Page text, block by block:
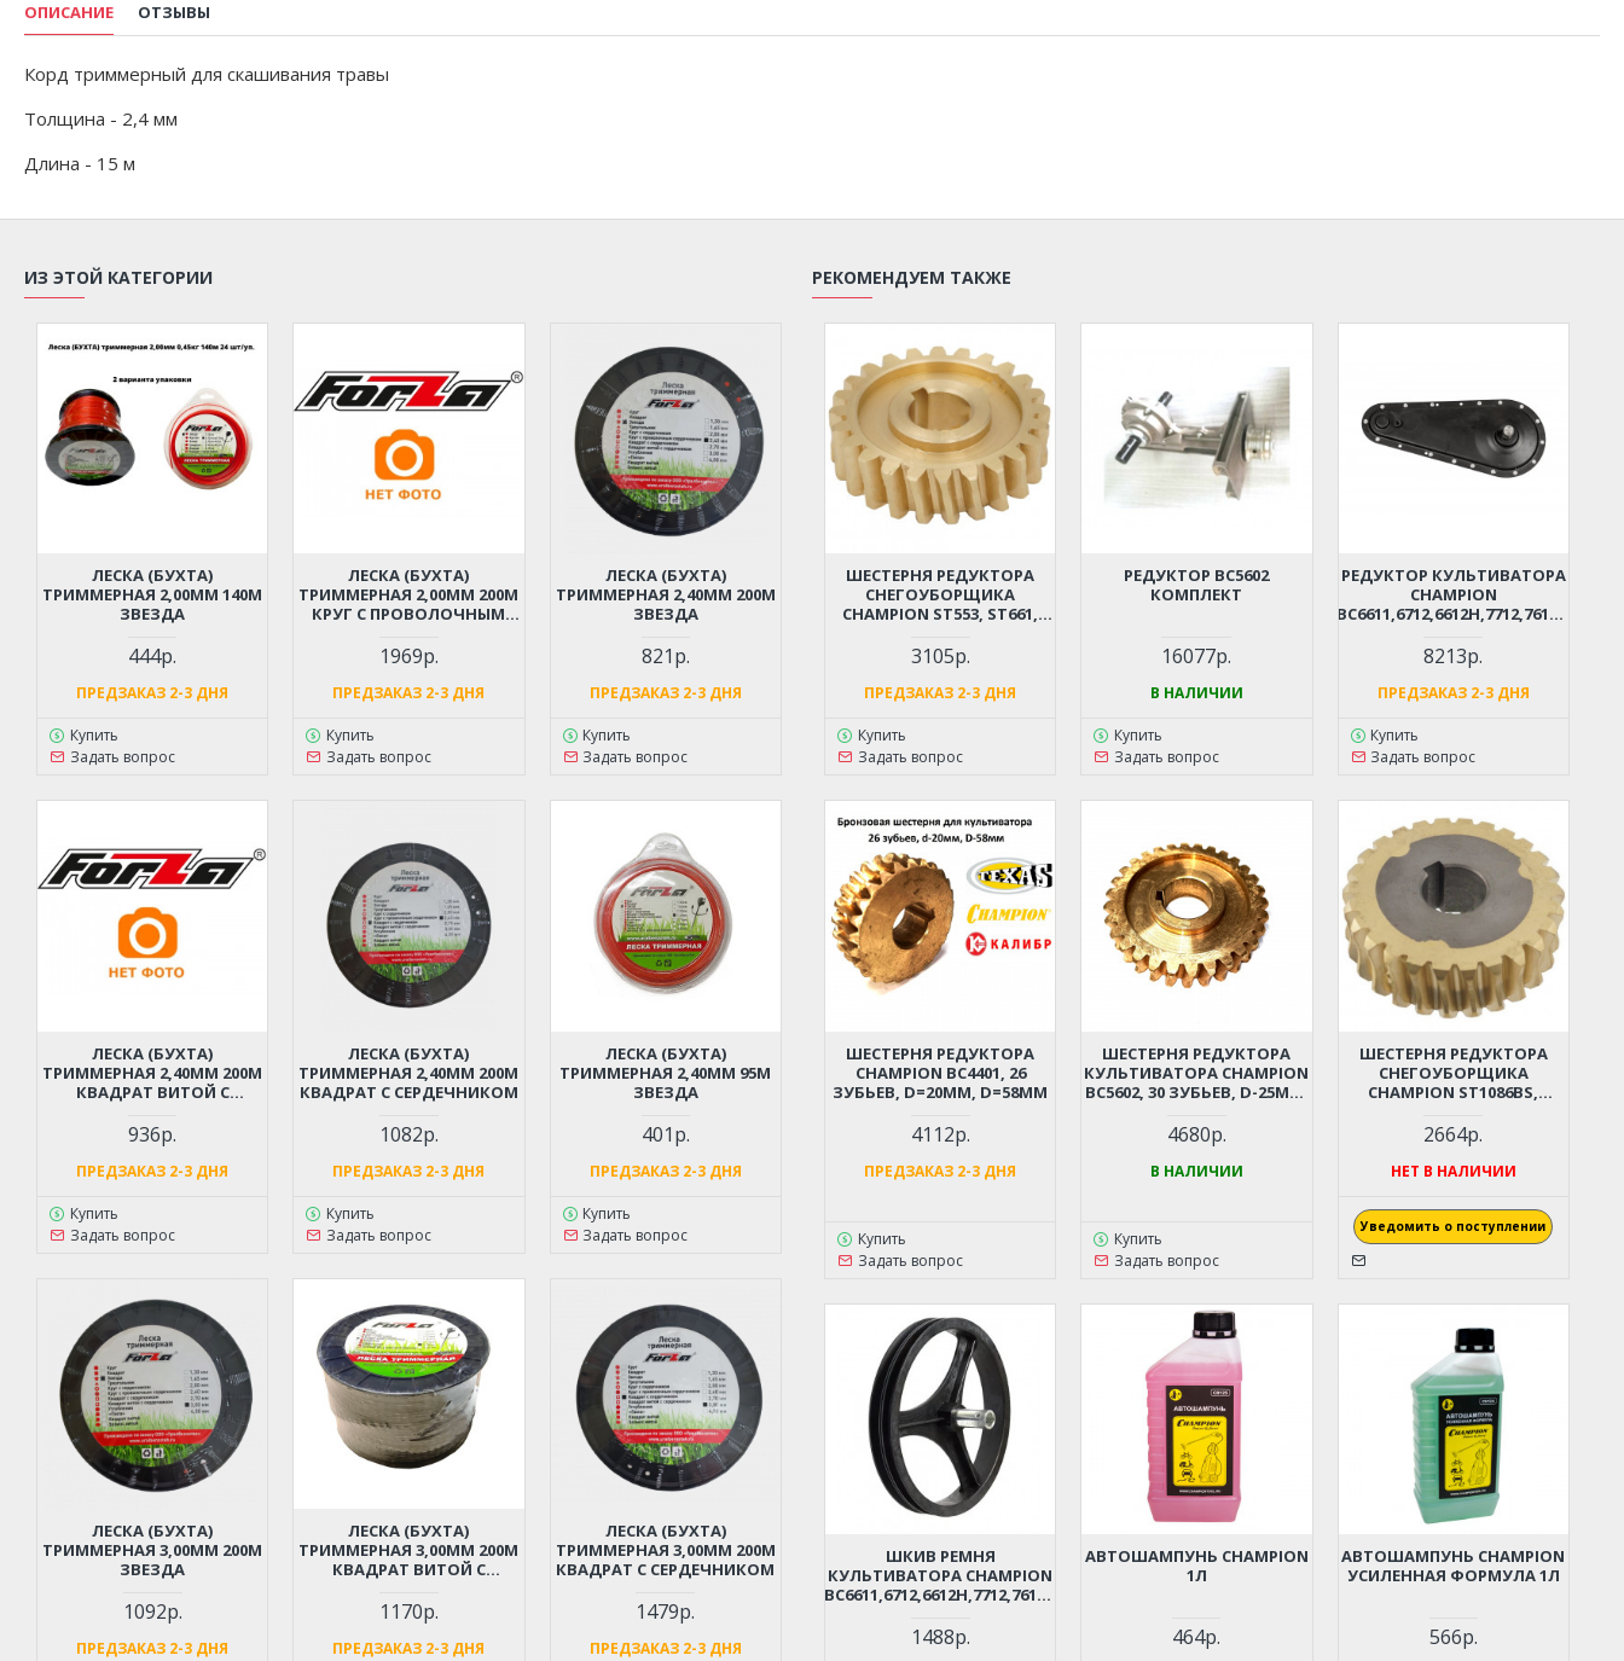
ОПИСАНИЕ ОТЗЫВЫ
Корд триммерный для скашивания травы
Толщина - 2,4 мм
Длина - 15 м
ИЗ ЭТОЙ КАТЕГОРИИ
ЛЕСКА (БУХТА)
ТРИММЕРНАЯ 2,00ММ 140М
ЗВЕЗДА
444р.
ПРЕДЗАКАЗ 2-3 ДНЯ
Купить
Задать вопрос
ЛЕСКА (БУХТА)
ТРИММЕРНАЯ 2,00ММ 200М
КРУГ С ПРОВОЛОЧНЫМ
1969р.
ПРЕДЗАКАЗ 2-3 ДНЯ
Купить
Задать вопрос
ЛЕСКА (БУХТА)
ТРИММЕРНАЯ 2,40ММ 200М
ЗВЕЗДА
821р.
ПРЕДЗАКАЗ 2-3 ДНЯ
Купить
Задать вопрос
ЛЕСКА (БУХТА)
ТРИММЕРНАЯ 2,40ММ 200М
КВАДРАТ ВИТОЙ С
936р.
ПРЕДЗАКАЗ 2-3 ДНЯ
Купить
Задать вопрос
ЛЕСКА (БУХТА)
ТРИММЕРНАЯ 2,40ММ 200М
КВАДРАТ С СЕРДЕЧНИКОМ
1082р.
ПРЕДЗАКАЗ 2-3 ДНЯ
Купить
Задать вопрос
ЛЕСКА (БУХТА)
ТРИММЕРНАЯ 2,40ММ 95М
ЗВЕЗДА
401р.
ПРЕДЗАКАЗ 2-3 ДНЯ
Купить
Задать вопрос
ЛЕСКА (БУХТА)
ТРИММЕРНАЯ 3,00ММ 200М
ЗВЕЗДА
1092р.
ПРЕДЗАКАЗ 2-3 ДНЯ
ЛЕСКА (БУХТА)
ТРИММЕРНАЯ 3,00ММ 200М
КВАДРАТ ВИТОЙ С
1170р.
ПРЕДЗАКАЗ 2-3 ДНЯ
ЛЕСКА (БУХТА)
ТРИММЕРНАЯ 3,00ММ 200М
КВАДРАТ С СЕРДЕЧНИКОМ
1479р.
ПРЕДЗАКАЗ 2-3 ДНЯ
РЕКОМЕНДУЕМ ТАКЖЕ
ШЕСТЕРНЯ РЕДУКТОРА
СНЕГОУБОРЩИКА
CHAMPION ST553, ST661,
ST6560L, PATRIOT PS888,
PHG61, PHG63, PHG65E,
PHG71, PHG72E ИНТЕРСКОЛ
KCM24 (24 ЗУБА, D=19ММ,
D=66ММ)
3105р.
ПРЕДЗАКАЗ 2-3 ДНЯ
Купить
Задать вопрос
РЕДУКТОР BC5602
КОМПЛЕКТ
16077р.
В НАЛИЧИИ
Купить
Задать вопрос
РЕДУКТОР КУЛЬТИВАТОРА
CHAMPION
BC6611,6712,6612H,7712,7612H
8213р.
ПРЕДЗАКАЗ 2-3 ДНЯ
Купить
Задать вопрос
ШЕСТЕРНЯ РЕДУКТОРА
CHAMPION BC4401, 26
ЗУБЬЕВ, D=20ММ, D=58ММ
4112р.
ПРЕДЗАКАЗ 2-3 ДНЯ
Купить
Задать вопрос
ШЕСТЕРНЯ РЕДУКТОРА
КУЛЬТИВАТОРА CHAMPION
BC5602, 30 ЗУБЬЕВ, D-25ММ,
4680р.
В НАЛИЧИИ
Купить
Задать вопрос
ШЕСТЕРНЯ РЕДУКТОРА
СНЕГОУБОРЩИКА
CHAMPION ST1086BS,
DDE ST1387L, NOMAD
KC1334MS, N1382ES, N1382ET
(26 ЗУБЬЕВ, D=25ММ,
2664р.
НЕТ В НАЛИЧИИ
Уведомить о поступлении
ШКИВ РЕМНЯ
КУЛЬТИВАТОРА CHAMPION
BC6611,6712,6612H,7712,7612H
1488р.
АВТОШАМПУНЬ CHAMPION
1Л
464р.
АВТОШАМПУНЬ CHAMPION
УСИЛЕННАЯ ФОРМУЛА 1Л
566р.